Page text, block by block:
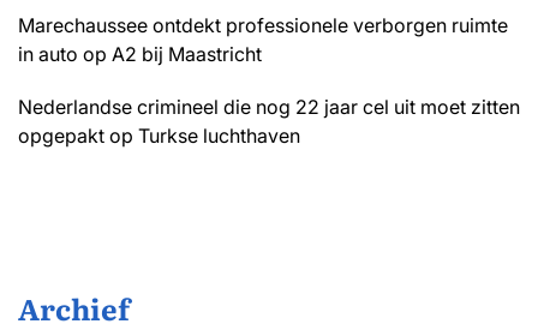
Marechaussee ontdekt professionele verborgen ruimte
in auto op A2 bij Maastricht
Nederlandse crimineel die nog 22 jaar cel uit moet zitten
opgepakt op Turkse luchthaven
Archief